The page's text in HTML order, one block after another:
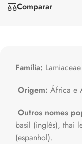
Comparar
Família: Lamiaceae
Origem: África e
Outros nomes
basil (inglês), thai
(espanhol).